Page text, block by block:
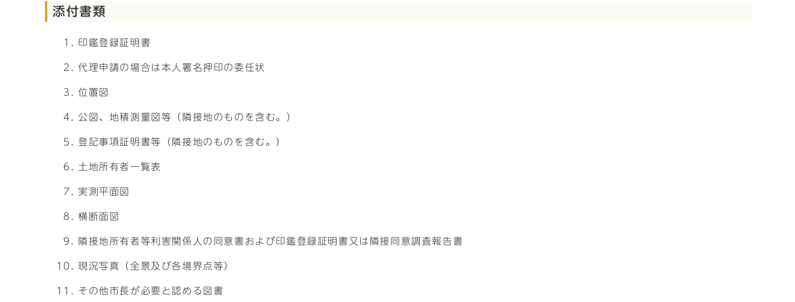
添付書類
印鑑登録証明書
代理申請の場合は本人署名押印の委任状
位置図
公図、地積測量図等（隣接地のものを含む。）
登記事項証明書等（隣接地のものを含む。）
土地所有者一覧表
実測平面図
横断面図
隣接地所有者等利害関係人の同意書および印鑑登録証明書又は隣接同意調査報告書
現況写真（全景及び各境界点等）
その他市長が必要と認める図書